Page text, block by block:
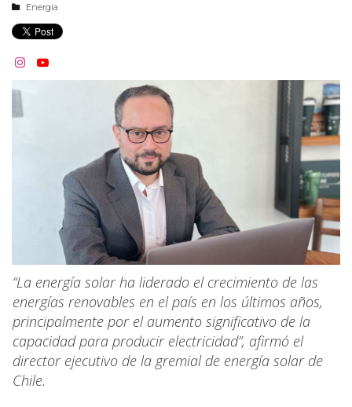
Energía
 
“La energía solar ha liderado el crecimiento de las
energías renovables en el país en los últimos años,
principalmente por el aumento significativo de la
capacidad para producir electricidad”, afirmó el
director ejecutivo de la gremial de energía solar de
Chile.